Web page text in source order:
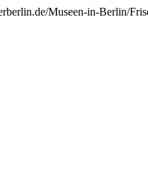
Museen-in-Berlin/